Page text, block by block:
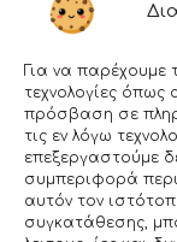
Για να παρέχουμε
τεχνολογίες όπως
πρόσβαση σε
τις εν λόγω
επεξεργαστούμε
συμπεριφορά
αυτόν τον
συγκατάθεσης,